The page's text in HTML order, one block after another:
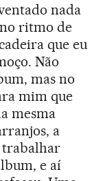
nada
no ritmo de
que eu
Não
mas no
mim que
mesma
a
trabalhar
e aí